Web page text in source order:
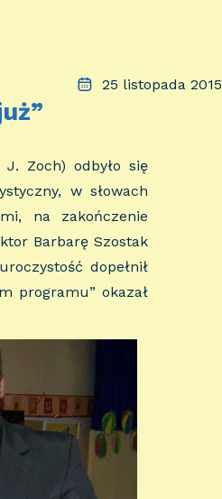
25 listopada 2015
Zoch) odbyło się
w słowach
na zakończenie
Barbarę Szostak
dopełnił
programu” okazał